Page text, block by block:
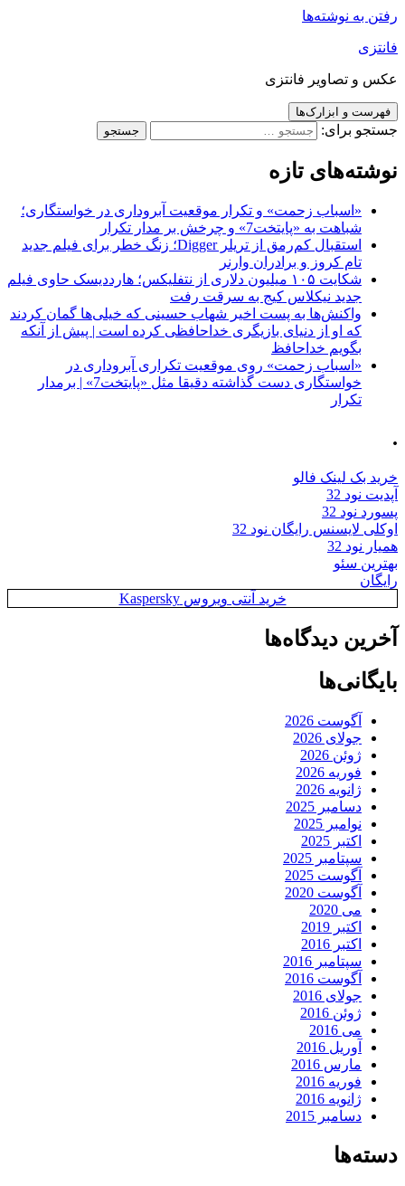
رفتن به نوشته‌ها
فانتزی
عکس و تصاویر فانتزی
فهرست و ابزارک‌ها
جستجو برای:
نوشته‌های تازه
«اسباب زحمت» و تکرار موقعیت آبروداری در خواستگاری؛
شباهت به «پایتخت7» و چرخش بر مدار تکرار
استقبال کم‌رمق از تریلر Digger؛ زنگ خطر برای فیلم جدید
تام کروز و برادران وارنر
شکایت ۱۰۵ میلیون دلاری از نتفلیکس؛ هارددیسک حاوی فیلم
جدید نیکلاس کیج به سرقت رفت
واکنش‌ها به پست اخیر شهاب حسینی که خیلی‌ها گمان کردند
که او از دنیای بازیگری خداحافظی کرده است | پیش از آنکه
بگویم خداحافظ
«اسباب زحمت» روی موقعیت تکراری آبروداری در
خواستگاری دست گذاشته دقیقا مثل «پایتخت7» | برمدار
تکرار
.
خرید بک لینک فالو
آپدیت نود 32
پسورد نود 32
اوکلی لایسنس رایگان نود 32
همیار نود 32
بهترین سئو
رایگان
خرید آنتی ویروس Kaspersky
آخرین دیدگاه‌ها
بایگانی‌ها
آگوست 2026
جولای 2026
ژوئن 2026
فوریه 2026
ژانویه 2026
دسامبر 2025
نوامبر 2025
اکتبر 2025
سپتامبر 2025
آگوست 2025
آگوست 2020
می 2020
اکتبر 2019
اکتبر 2016
سپتامبر 2016
آگوست 2016
جولای 2016
ژوئن 2016
می 2016
آوریل 2016
مارس 2016
فوریه 2016
ژانویه 2016
دسامبر 2015
دسته‌ها